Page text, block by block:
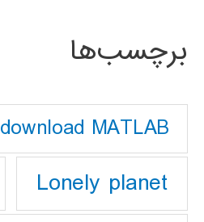
برچسب‌ها
download MATLAB
Lonely planet